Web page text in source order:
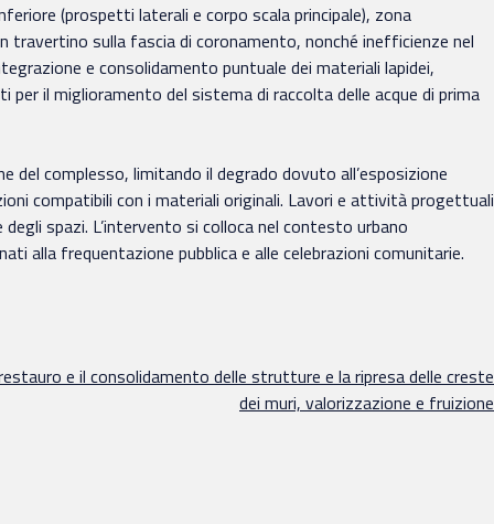
(prospetti laterali e corpo scala principale), zona
sulla fascia di coronamento, nonché inefficienze nel
e consolidamento puntuale dei materiali lapidei,
il miglioramento del sistema di raccolta delle acque di prima
complesso, limitando il degrado dovuto all’esposizione
compatibili con i materiali originali. Lavori e attività progettuali
spazi. L’intervento si colloca nel contesto urbano
alla frequentazione pubblica e alle celebrazioni comunitarie.
e il consolidamento delle strutture e la ripresa delle creste
dei muri, valorizzazione e fruizione